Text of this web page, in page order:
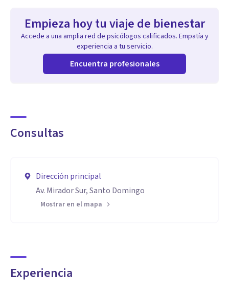
Empieza hoy tu viaje de bienestar
Accede a una amplia red de psicólogos calificados. Empatía y
experiencia a tu servicio.
Encuentra profesionales
Consultas
Dirección principal
Av. Mirador Sur, Santo Domingo
Mostrar en el mapa
Experiencia